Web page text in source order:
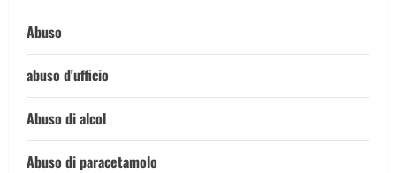
Abuso
abuso d'ufficio
Abuso di alcol
Abuso di paracetamolo